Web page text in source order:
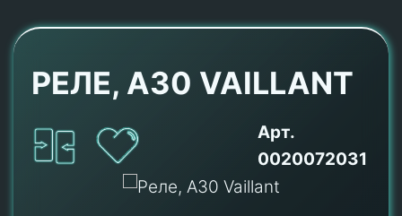
РЕЛЕ, A30 VAILLANT
Арт.
0020072031